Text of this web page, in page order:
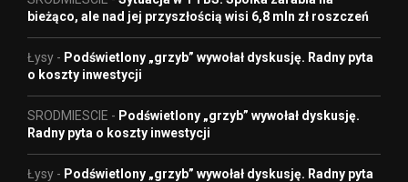
bieżąco, ale nad jej przyszłością wisi 6,8 mln zł roszczeń
Łysy - Podświetlony „grzyb” wywołał dyskusję. Radny pyta
o koszty inwestycji
SRODMIESCIE - Podświetlony „grzyb” wywołał dyskusję.
Radny pyta o koszty inwestycji
Łysy - Podświetlony „grzyb” wywołał dyskusję. Radny pyta